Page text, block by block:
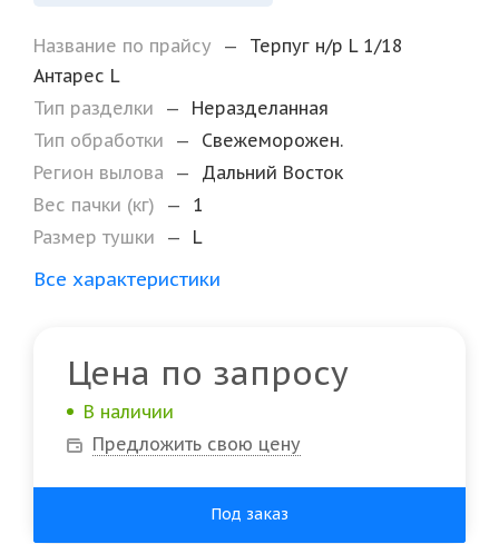
Название по прайсу —
Терпуг н/р L 1/18
Антарес L
Тип разделки
—
Неразделанная
Тип обработки
—
Свежеморожен.
Регион вылова
—
Дальний Восток
Вес пачки (кг)
—
1
Размер тушки
— L
Все характеристики
Цена по запросу
В наличии
Предложить свою цену
Под заказ